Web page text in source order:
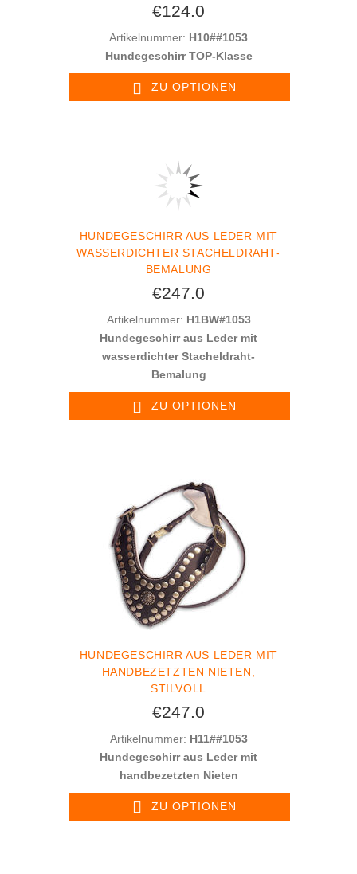
€124.0
Artikelnummer: H10##1053
Hundegeschirr TOP-Klasse
ZU OPTIONEN
HUNDEGESCHIRR AUS LEDER MIT
WASSERDICHTER STACHELDRAHT-
BEMALUNG
€247.0
Artikelnummer: H1BW#1053
Hundegeschirr aus Leder mit
wasserdichter Stacheldraht-
Bemalung
ZU OPTIONEN
HUNDEGESCHIRR AUS LEDER MIT
HANDBEZETZTEN NIETEN,
STILVOLL
€247.0
Artikelnummer: H11##1053
Hundegeschirr aus Leder mit
handbezetzten Nieten
ZU OPTIONEN